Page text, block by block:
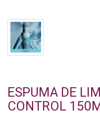
ESPUMA DE
CONTROL